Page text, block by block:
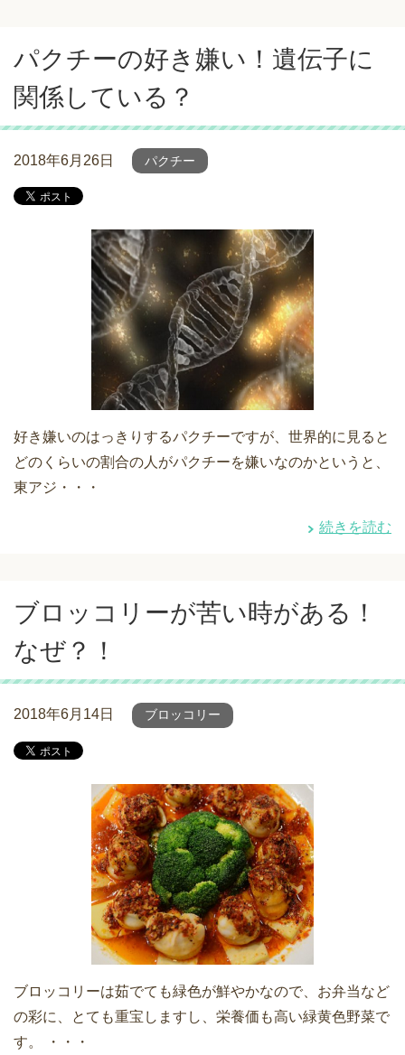
パクチーの好き嫌い！遺伝子に
関係している？
2018年6月26日 パクチー
好き嫌いのはっきりするパクチーですが、世界的に見ると
どのくらいの割合の人がパクチーを嫌いなのかというと、
東アジ・・・
続きを読む
ブロッコリーが苦い時がある！
なぜ？！
2018年6月14日 ブロッコリー
ブロッコリーは茹でても緑色が鮮やかなので、お弁当など
の彩に、とても重宝しますし、栄養価も高い緑黄色野菜で
す。 ・・・